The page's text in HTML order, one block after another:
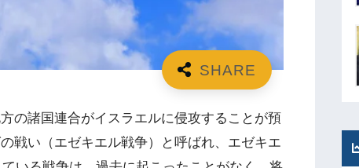
の諸国連合がイスラエルに侵攻することが預
戦い（エゼキエル戦争）と呼ばれ、エゼキエ